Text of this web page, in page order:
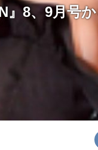
』8、9月号